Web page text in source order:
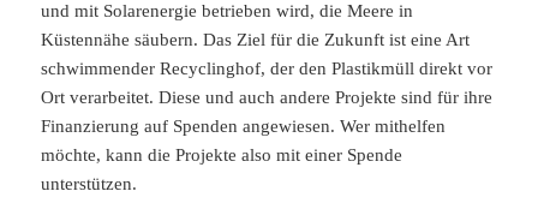
und mit Solarenergie betrieben wird, die Meere in
Küstennähe säubern. Das Ziel für die Zukunft ist eine Art
schwimmender Recyclinghof, der den Plastikmüll direkt vor
Ort verarbeitet. Diese und auch andere Projekte sind für ihre
Finanzierung auf Spenden angewiesen. Wer mithelfen
möchte, kann die Projekte also mit einer Spende
unterstützen.